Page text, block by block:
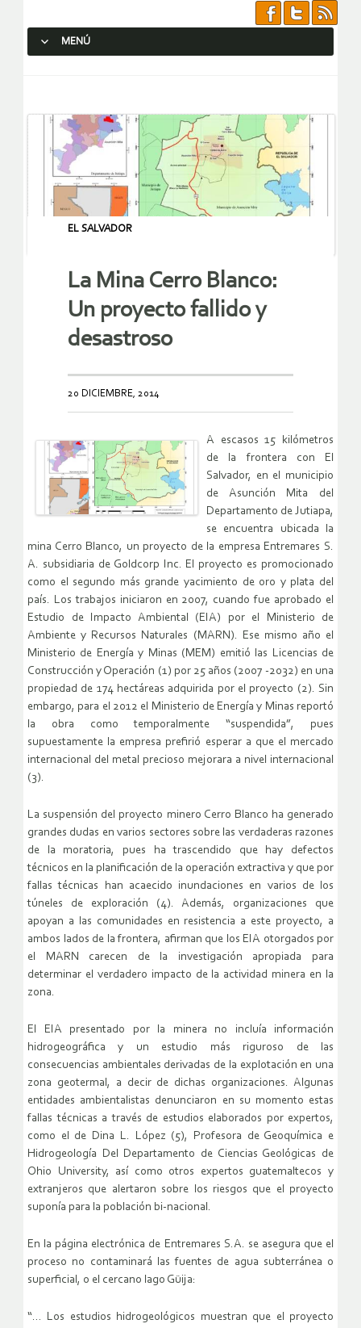
MENÚ
EL SALVADOR
La Mina Cerro Blanco:
Un proyecto fallido y
desastroso
20 DICIEMBRE, 2014
A escasos 15 kilómetros
de la frontera con El
Salvador, en el municipio
de Asunción Mita del
Departamento de Jutiapa,
se encuentra ubicada la
mina Cerro Blanco, un proyecto de la empresa Entremares S.
A. subsidiaria de Goldcorp Inc. El proyecto es promocionado
como el segundo más grande yacimiento de oro y plata del
país. Los trabajos iniciaron en 2007, cuando fue aprobado el
Estudio de Impacto Ambiental (EIA) por el Ministerio de
Ambiente y Recursos Naturales (MARN). Ese mismo año el
Ministerio de Energía y Minas (MEM) emitió las Licencias de
Construcción y Operación (1) por 25 años (2007 -2032) en una
propiedad de 174 hectáreas adquirida por el proyecto (2). Sin
embargo, para el 2012 el Ministerio de Energía y Minas reportó
la obra como temporalmente “suspendida”, pues
supuestamente la empresa prefirió esperar a que el mercado
internacional del metal precioso mejorara a nivel internacional
(3).
La suspensión del proyecto minero Cerro Blanco ha generado
grandes dudas en varios sectores sobre las verdaderas razones
de la moratoria, pues ha trascendido que hay defectos
técnicos en la planificación de la operación extractiva y que por
fallas técnicas han acaecido inundaciones en varios de los
túneles de exploración (4). Además, organizaciones que
apoyan a las comunidades en resistencia a este proyecto, a
ambos lados de la frontera, afirman que los EIA otorgados por
el MARN carecen de la investigación apropiada para
determinar el verdadero impacto de la actividad minera en la
zona.
El EIA presentado por la minera no incluía información
hidrogeográfica y un estudio más riguroso de las
consecuencias ambientales derivadas de la explotación en una
zona geotermal, a decir de dichas organizaciones. Algunas
entidades ambientalistas denunciaron en su momento estas
fallas técnicas a través de estudios elaborados por expertos,
como el de Dina L. López (5), Profesora de Geoquímica e
Hidrogeología Del Departamento de Ciencias Geológicas de
Ohio University, así como otros expertos guatemaltecos y
extranjeros que alertaron sobre los riesgos que el proyecto
suponía para la población bi-nacional.
En la página electrónica de Entremares S.A. se asegura que el
proceso no contaminará las fuentes de agua subterránea o
superficial, o el cercano lago Güija:
“… Los estudios hidrogeológicos muestran que el proyecto